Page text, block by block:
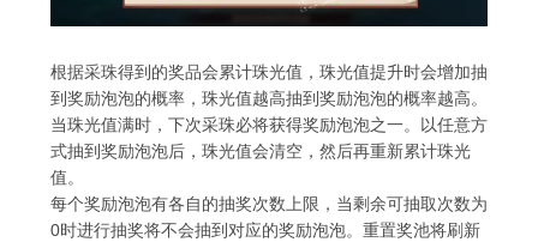
根据采珠得到的奖品会累计珠光值，珠光值提升时会增加抽
到奖励泡泡的概率，珠光值越高抽到奖励泡泡的概率越高。
当珠光值满时，下次采珠必将获得奖励泡泡之一。以任意方
式抽到奖励泡泡后，珠光值会清空，然后再重新累计珠光
值。
每个奖励泡泡有各自的抽奖次数上限，当剩余可抽取次数为
0时进行抽奖将不会抽到对应的奖励泡泡。重置奖池将刷新